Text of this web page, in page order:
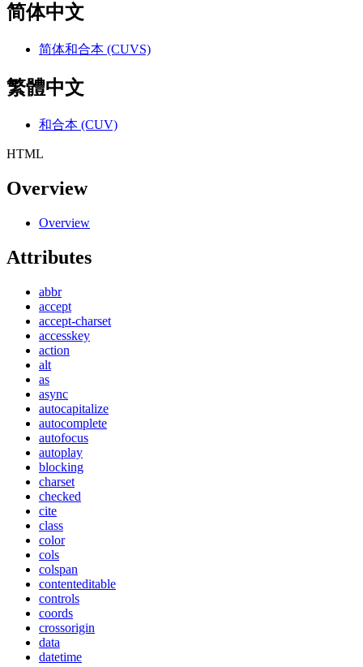
简体中文
简体和合本 (CUVS)
繁體中文
和合本 (CUV)
HTML
Overview
Overview
Attributes
abbr
accept
accept-charset
accesskey
action
alt
as
async
autocapitalize
autocomplete
autofocus
autoplay
blocking
charset
checked
cite
class
color
cols
colspan
contenteditable
controls
coords
crossorigin
data
datetime